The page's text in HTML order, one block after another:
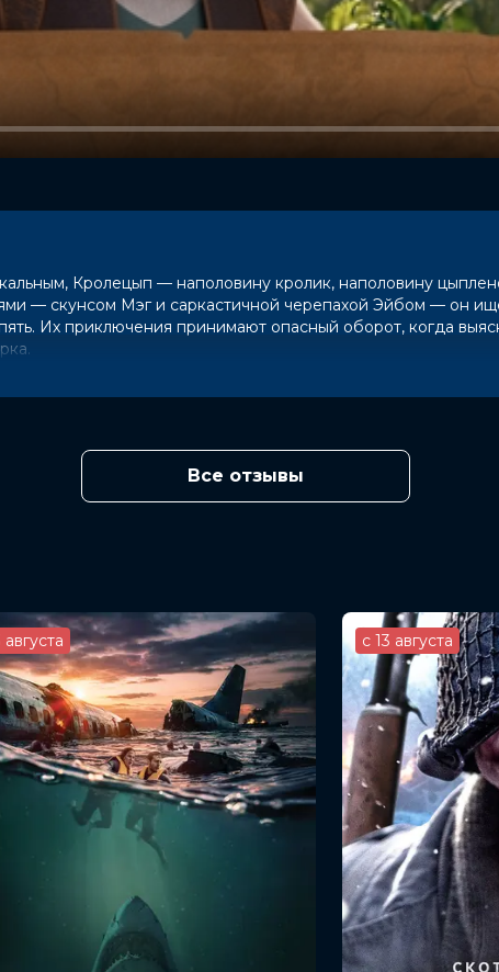
Кролецып — наполовину кролик, наполовину
— скунсом Мэг и саркастичной черепахой Эйбом — он
Их приключения принимают опасный оборот, когда
Тартаков, Кристофер Басс
Фильбер
Все отзывы
августа с 13 августа